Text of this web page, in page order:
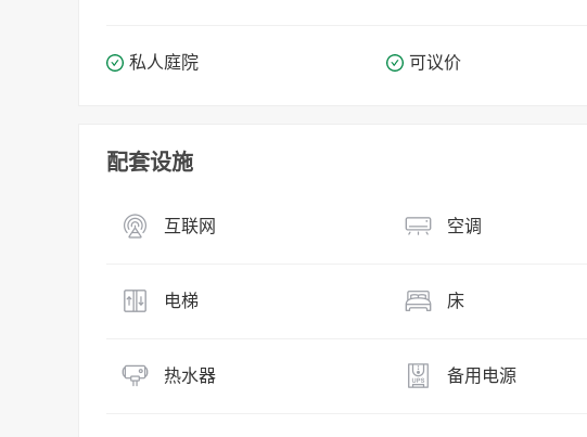
私人庭院 可议价
配套设施
互联网 空调
电梯 床
热水器 备用电源